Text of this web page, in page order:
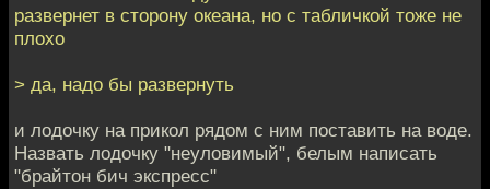
развернет в сторону океана, но с табличкой тоже не
плохо
> да, надо бы развернуть
и лодочку на прикол рядом с ним поставить на воде.
Назвать лодочку "неуловимый", белым написать
"брайтон бич экспресс"